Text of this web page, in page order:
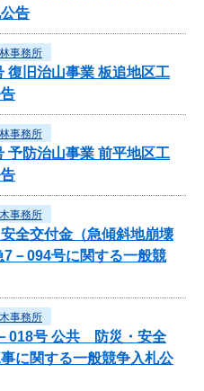
告
事務所
復旧治山事業 板追地区工
事務所
予防治山事業 前平地区工
事務所
全交付金（急傾斜地崩壊
－094号に関する一般競
事務所
018号 公共 防災・安全
に関する一般競争入札公